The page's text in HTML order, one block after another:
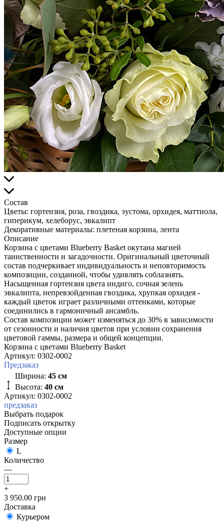
Состав
Цветы: гортензия, роза, гвоздика, эустома, орхидея, маттиола,
гиперикум, хелеборус, эвкалипт
Декоративные материалы: плетеная корзина, лента
Описание
Корзина с цветами Blueberry Basket окутана магией
таинственности и загадочности. Оригинальный цветочный
состав подчеркивает индивидуальность и неповторимость
композиции, созданной, чтобы удивлять соблазнять.
Насыщенная гортензия цвета индиго, сочная зелень
эвкалипта, непревзойденная гвоздика, хрупкая орхидея -
каждый цветок играет различными оттенками, которые
соединились в гармоничный ансамбль.
Состав композиции может изменяться до 30% в зависимости
от сезонности и наличия цветов при условии сохранения
цветовой гаммы, размера и общей концепции.
Корзина с цветами Blueberry Basket
Артикул: 0302-0002
Предзаказ
Ширина: 45 см
Высота: 40 см
Артикул: 0302-0002
предзаказ
Выбрать подарок
Подписать открытку
Доступные опции
Размер
L
Количество
—
+
3 950.00 грн
Доставка
Курьером